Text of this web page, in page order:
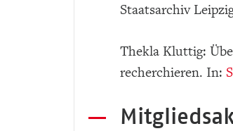
Staatsarchiv
Thekla Kluttig:
recherchieren. In: